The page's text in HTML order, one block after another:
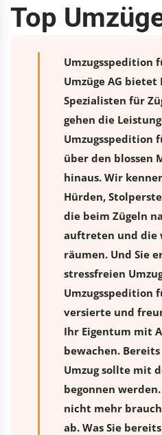
Top
Umzugsspedition
Umzüge AG
Spezialisten für
gehen die
Umzugsspedition
über den blossen
hinaus. Wir
Hürden,
die beim Zügeln
auftreten und die
räumen. Und Sie
stressfreien
Umzugsspedition
versierte und
Ihr Eigentum mit
bewachen.
Umzug sollte mit
begonnen
nicht mehr
ab. Was Sie